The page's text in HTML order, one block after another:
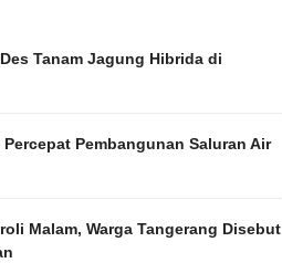
Tanam Jagung Hibrida di
Percepat Pembangunan Saluran Air
Malam, Warga Tangerang Disebut